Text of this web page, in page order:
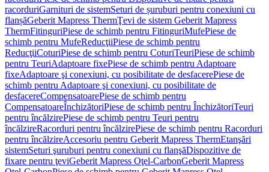
racorduriGarnituri de sistemSeturi de șuruburi pentru conexiuni cu
flanșăGeberit Mapress ThermŢevi de sistem Geberit Mapress
ThermFitinguriPiese de schimb pentru FitinguriMufePiese de
schimb pentru MufeReducţiiPiese de schimb pentru
ReducţiiCoturiPiese de schimb pentru CoturiTeuriPiese de schimb
pentru TeuriAdaptoare fixePiese de schimb pentru Adaptoare
fixeAdaptoare şi conexiuni, cu posibilitate de desfacerePiese de
schimb pentru Adaptoare şi conexiuni, cu posibilitate de
desfacereCompensatoarePiese de schimb pentru
CompensatoareÎnchizătoriPiese de schimb pentru ÎnchizătoriTeuri
pentru încălzirePiese de schimb pentru Teuri pentru
încălzireRacorduri pentru încălzirePiese de schimb pentru Racorduri
pentru încălzireAccesoriu pentru Geberit Mapress ThermEtanşări
sistemSeturi şuruburi pentru conexiuni cu flanşăDispozitive de
fixare pentru ţeviGeberit Mapress Oţel-CarbonGeberit Mapress